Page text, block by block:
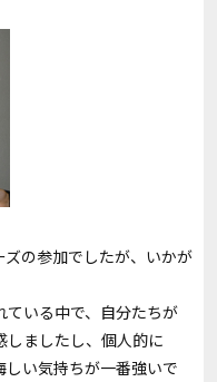
の参加でしたが、いかが
ている中で、自分たちが
ましたし、個人的に
い気持ちが一番強いで